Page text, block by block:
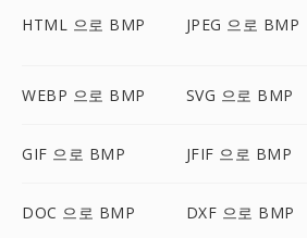
HTML 으로 BMP JPEG 으로 BMP
WEBP 으로 BMP SVG 으로 BMP
GIF 으로 BMP JFIF 으로 BMP
DOC 으로 BMP DXF 으로 BMP